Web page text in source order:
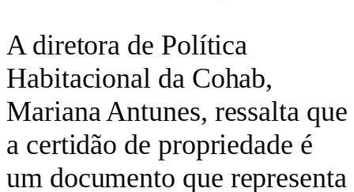
A diretora de Política
Habitacional da Cohab,
Mariana Antunes, ressalta que
a certidão de propriedade é
um documento que representa